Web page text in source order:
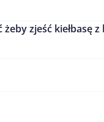
zjeść kiełbasę z